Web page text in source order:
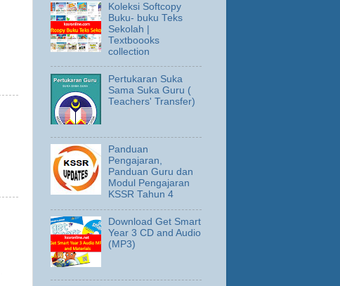
Koleksi Softcopy
Buku- buku Teks
Sekolah |
Textboooks
collection
Pertukaran Suka
Sama Suka Guru (
Teachers' Transfer)
Panduan
Pengajaran,
Panduan Guru dan
Modul Pengajaran
KSSR Tahun 4
Download Get Smart
Year 3 CD and Audio
(MP3)